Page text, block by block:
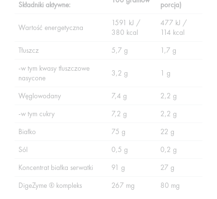
Składniki aktywne:
porcja)
Wartość energetyczna
1591 kJ /
380 kcal
477 kJ /
114 kcal
Tłuszcz
5,7 g
1,7 g
-w tym kwasy tłuszczowe
nasycone
3,2 g 1 g
Węglowodany 7,4 g
2,2 g
-w tym cukry
7,2 g
2,2 g
Białko
75 g
22 g
Sól
0,5 g
0,2 g
Koncentrat białka serwatki
91 g
27 g
DigeZyme ® kompleks
267 mg 80 mg